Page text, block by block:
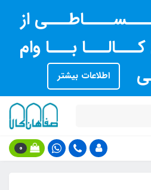
از
بـــا وام
اطلاعات بیشتر
0